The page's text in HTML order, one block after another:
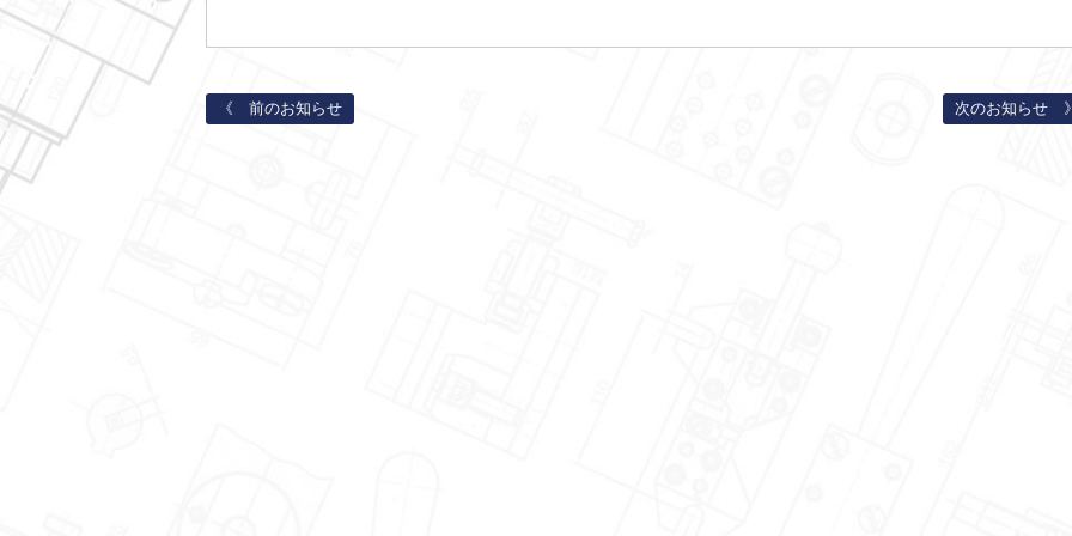
《 前のお知らせ 次のお知らせ